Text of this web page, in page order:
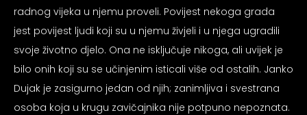
radnog vijeka u njemu proveli. Povijest nekoga grada
jest povijest ljudi koji su u njemu živjeli i u njega ugradili
svoje životno djelo. Ona ne isključuje nikoga, ali uvijek je
bilo onih koji su se učinjenim isticali više od ostalih. Janko
Dujak je zasigurno jedan od njih; zanimljiva i svestrana
osoba koja u krugu zavičajnika nije potpuno nepoznata.
vida